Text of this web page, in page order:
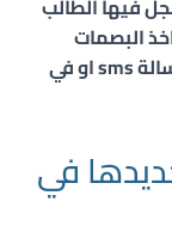
فيها الطالب
البصمات
وتسليمها للجامعة يتم ارسالة النتيجة برسالة sms او في
في